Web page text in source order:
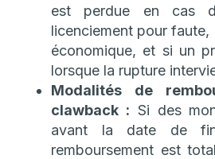
est perdue en cas
licenciement pour
économique, et si un
lorsque la rupture
Modalités de
clawback : Si des
avant la date de
remboursement est